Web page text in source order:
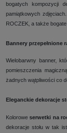
bogatych kompozycji
pamiątkowych
ROCZEK, a także
Bannery przepełnione
Wielobarwny banner,
pomieszczenia
żadnych wątpliwości co
Eleganckie dekoracje
Koloroweserwetki na
dekoracje stołu w tak